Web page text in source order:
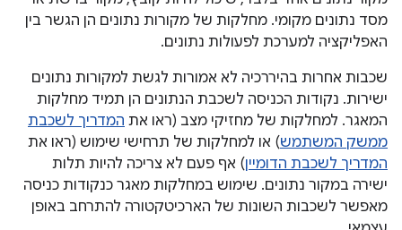
מסד נתונים מקומי. מחלקות של מקורות נתונים הן הגשר בין
האפליקציה למערכת לפעולות נתונים.
שכבות אחרות בהיררכיה לא אמורות לגשת למקורות נתונים
ישירות. נקודות הכניסה לשכבת הנתונים הן תמיד מחלקות
המאגר. למחלקות של מחזיקי מצב (ראו את המדריך לשכבת
ממשק המשתמש) או למחלקות של תרחישי שימוש (ראו את
המדריך לשכבת הדומיין) אף פעם לא צריכה להיות תלות
ישירה במקור נתונים. שימוש במחלקות מאגר כנקודות כניסה
מאפשר לשכבות השונות של הארכיטקטורה להתרחב באופן